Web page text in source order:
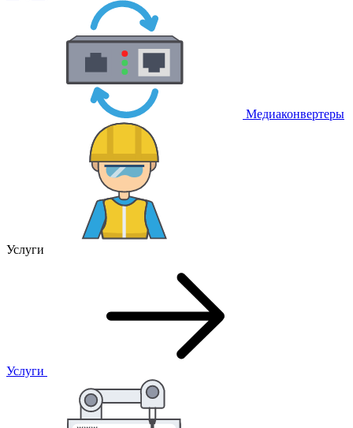
Медиаконвертеры
Услуги
Услуги